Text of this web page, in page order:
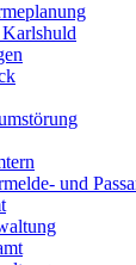
und